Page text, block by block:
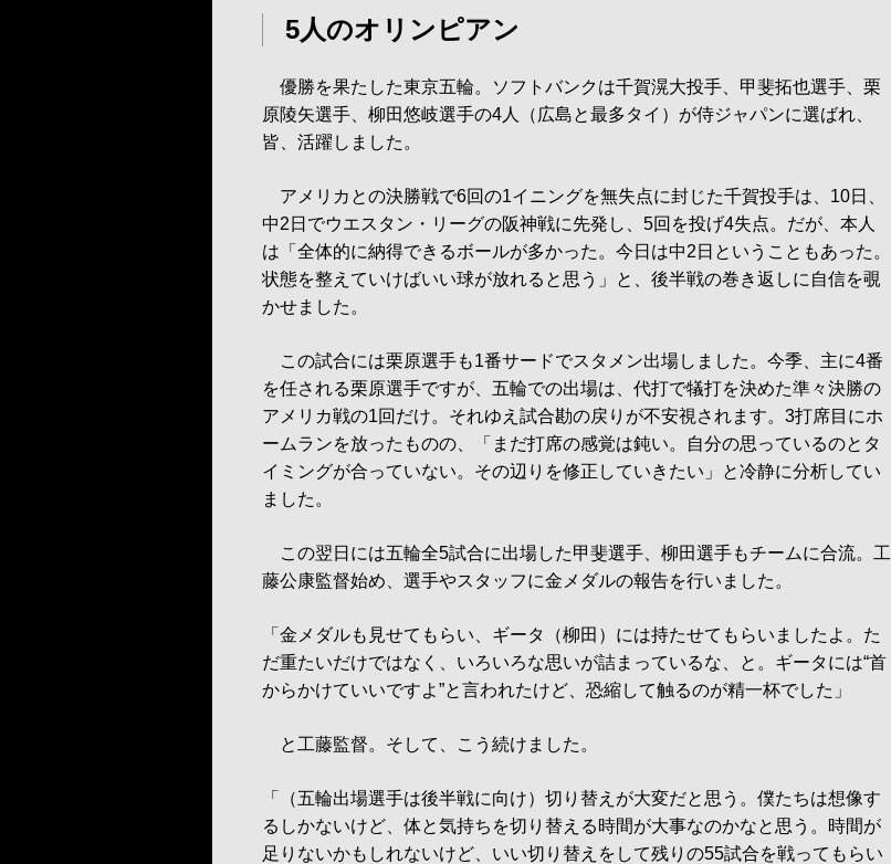
5人のオリンピアン
優勝を果たした東京五輪。ソフトバンクは千賀滉大投手、甲斐拓也選手、栗
原陵矢選手、柳田悠岐選手の4人（広島と最多タイ）が侍ジャパンに選ばれ、
皆、活躍しました。
アメリカとの決勝戦で6回の1イニングを無失点に封じた千賀投手は、10日、
中2日でウエスタン・リーグの阪神戦に先発し、5回を投げ4失点。だが、本人
は「全体的に納得できるボールが多かった。今日は中2日ということもあった。
状態を整えていけばいい球が放れると思う」と、後半戦の巻き返しに自信を覗
かせました。
この試合には栗原選手も1番サードでスタメン出場しました。今季、主に4番
を任される栗原選手ですが、五輪での出場は、代打で犠打を決めた準々決勝の
アメリカ戦の1回だけ。それゆえ試合勘の戻りが不安視されます。3打席目にホ
ームランを放ったものの、「まだ打席の感覚は鈍い。自分の思っているのとタ
イミングが合っていない。その辺りを修正していきたい」と冷静に分析してい
ました。
この翌日には五輪全5試合に出場した甲斐選手、柳田選手もチームに合流。工
藤公康監督始め、選手やスタッフに金メダルの報告を行いました。
「金メダルも見せてもらい、ギータ（柳田）には持たせてもらいましたよ。た
だ重たいだけではなく、いろいろな思いが詰まっているな、と。ギータには“首
からかけていいですよ”と言われたけど、恐縮して触るのが精一杯でした」
と工藤監督。そして、こう続けました。
「（五輪出場選手は後半戦に向け）切り替えが大変だと思う。僕たちは想像す
るしかないけど、体と気持ちを切り替える時間が大事なのかなと思う。時間が
足りないかもしれないけど、いい切り替えをして残りの55試合を戦ってもらい